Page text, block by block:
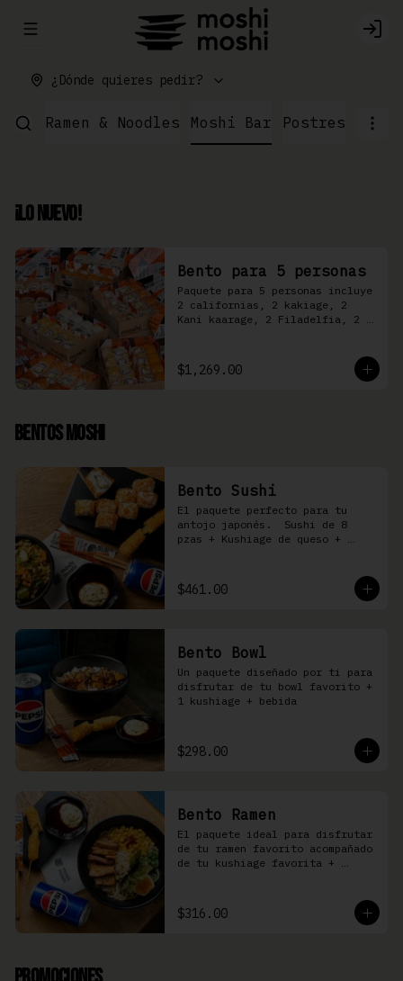
Abrir menu de navegación
¿Dónde quieres pedir?
Ramen & Noodles Moshi Bar Postres
¡Lo Nuevo!
Bento para 5 personas
Paquete para 5 personas incluye
2 californias, 2 kakiage, 2
Kani kaarage, 2 Filadelfia, 2
$1,269.00
Bentos Moshi
Bento Sushi
El paquete perfecto para tu
antojo japonés.  Sushi de 8
pzas + Kushiage de queso +
$461.00
Bento Bowl
Un paquete diseñado por ti para
disfrutar de tu bowl favorito +
1 kushiage + bebida
$298.00
Bento Ramen
El paquete ideal para disfrutar
de tu ramen favorito acompañado
de tu kushiage favorita +
$316.00